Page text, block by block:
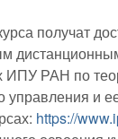
получат
ИПУ РАН по
управления и
https://